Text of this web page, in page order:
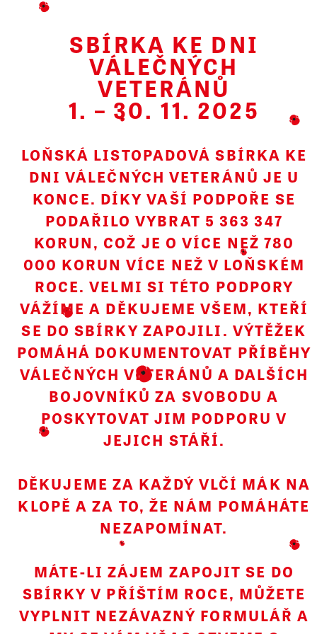
MENU
JAK ŽIJÍ NAŠI
HRDINOVÉ, JE NA
NÁS
Připněte si vlčí mák jako symbol úcty k válečným
veteránům a dalším bojovníkům za svobodu. Pořízením
květu přispějete na přímou pomoc našimhrdinům a
zachování jejich příběhů.
Zapojte se on-line. Váš virtuální vlčí mák proměníme ve skutečný
a zasadíme ho do symbolického záhonku v Praze, Brně, Ostravě a
dalších krajských městech. Červené kvítky připomenou naše
hrdiny.
PŘÍSPĚVEK ON-LINE
SBÍRKA KE DNI
VÁLEČNÝCH
VETERÁNŮ
1. – 30. 11. 2025
LOŇSKÁ LISTOPADOVÁ SBÍRKA KE
DNI VÁLEČNÝCH VETERÁNŮ JE U
KONCE. DÍKY VAŠÍ PODPOŘE SE
PODAŘILO VYBRAT 5 363 347
KORUN, COŽ JE O VÍCE NEŽ 780
000 KORUN VÍCE NEŽ V LOŇSKÉM
ROCE. VELMI SI TÉTO PODPORY
VÁŽÍME A DĚKUJEME VŠEM, KTEŘÍ
SE DO SBÍRKY ZAPOJILI. VÝTĚŽEK
POMÁHÁ DOKUMENTOVAT PŘÍBĚHY
VÁLEČNÝCH VETERÁNŮ A DALŠÍCH
BOJOVNÍKŮ ZA SVOBODU A
POSKYTOVAT JIM PODPORU V
JEJICH STÁŘÍ.
DĚKUJEME ZA KAŽDÝ VLČÍ MÁK NA
KLOPĚ A ZA TO, ŽE NÁM POMÁHÁTE
NEZAPOMÍNAT.
MÁTE-LI ZÁJEM ZAPOJIT SE DO
SBÍRKY V PŘÍŠTÍM ROCE, MŮŽETE
VYPLNIT NEZÁVAZNÝ FORMULÁŘ A